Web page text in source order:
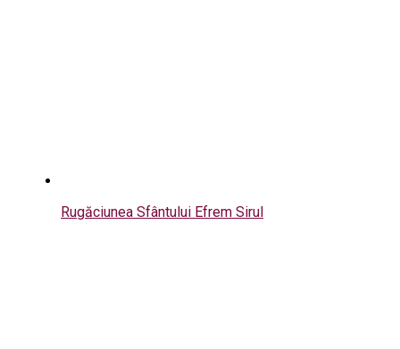
Rugăciunea Sfântului Efrem Sirul